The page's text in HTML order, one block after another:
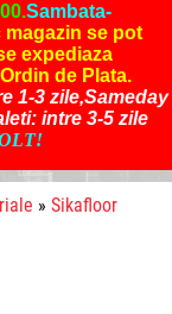
Sambata-
se pot
expediaza
de Plata.
1-3 zile,Sameday
intre 3-5 zile
» Sikafloor